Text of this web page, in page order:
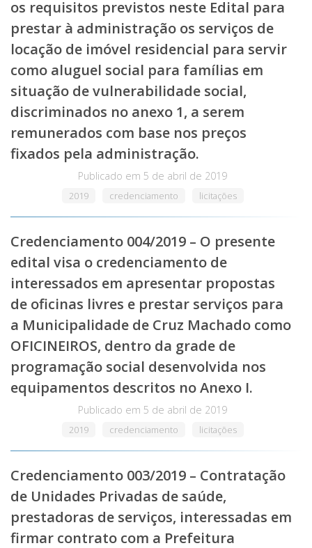
os requisitos previstos neste Edital para
prestar à administração os serviços de
locação de imóvel residencial para servir
como aluguel social para famílias em
situação de vulnerabilidade social,
discriminados no anexo 1, a serem
remunerados com base nos preços
fixados pela administração.
Publicado em 5 de abril de 2019
2019 credenciamento licitações
Credenciamento 004/2019 – O presente
edital visa o credenciamento de
interessados em apresentar propostas
de oficinas livres e prestar serviços para
a Municipalidade de Cruz Machado como
OFICINEIROS, dentro da grade de
programação social desenvolvida nos
equipamentos descritos no Anexo I.
Publicado em 5 de abril de 2019
2019 credenciamento licitações
Credenciamento 003/2019 – Contratação
de Unidades Privadas de saúde,
prestadoras de serviços, interessadas em
firmar contrato com a Prefeitura